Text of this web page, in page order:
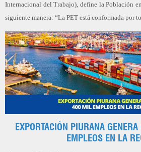
Internacional del Trabajo), define la Población
siguiente manera: “La PET está conformada por
EXPORTACIÓN PIURANA
EMPLEOS EN LA